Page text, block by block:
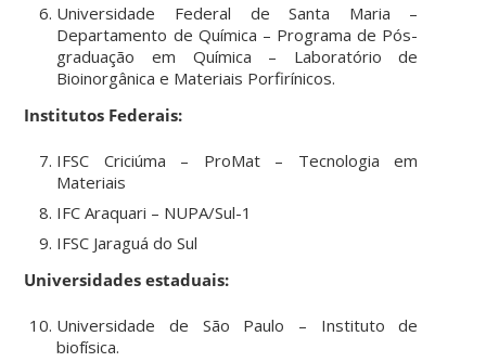
Universidade Federal de Santa Maria –
Departamento de Química – Programa de Pós-
graduação em Química – Laboratório de
Bioinorgânica e Materiais Porfirínicos.
Institutos Federais:
IFSC Criciúma – ProMat – Tecnologia em
Materiais
IFC Araquari – NUPA/Sul-1
IFSC Jaraguá do Sul
Universidades estaduais:
Universidade de São Paulo – Instituto de
biofísica.